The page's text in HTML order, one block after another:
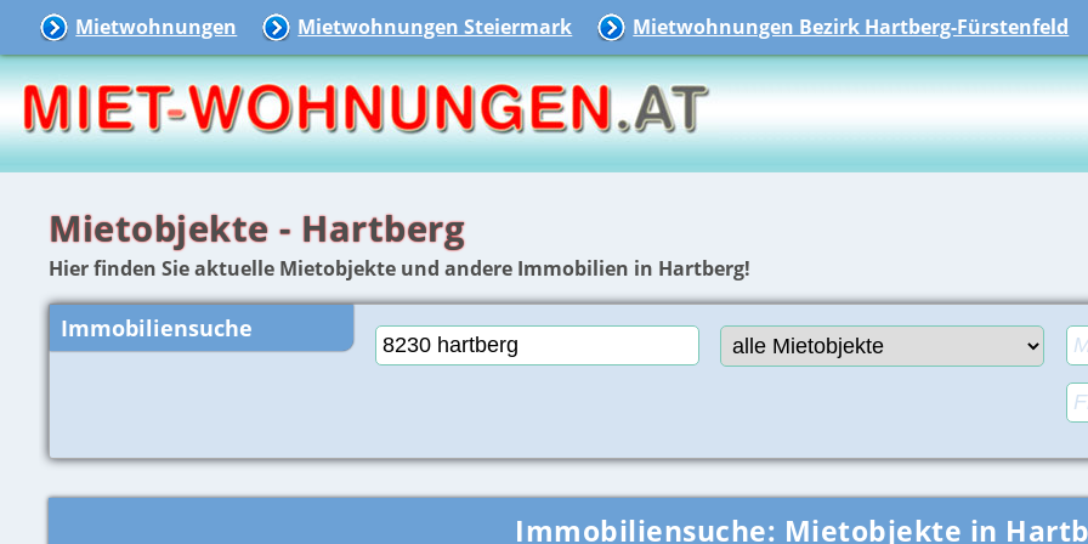
Mietwohnungen Mietwohnungen Steiermark Mietwohnungen Bezirk Hartberg-Fürstenfeld
Mietobjekte - Hartberg
Hier finden Sie aktuelle Mietobjekte und andere Immobilien in Hartberg!
Immobiliensuche
Immobiliensuche: Mietobjekte in